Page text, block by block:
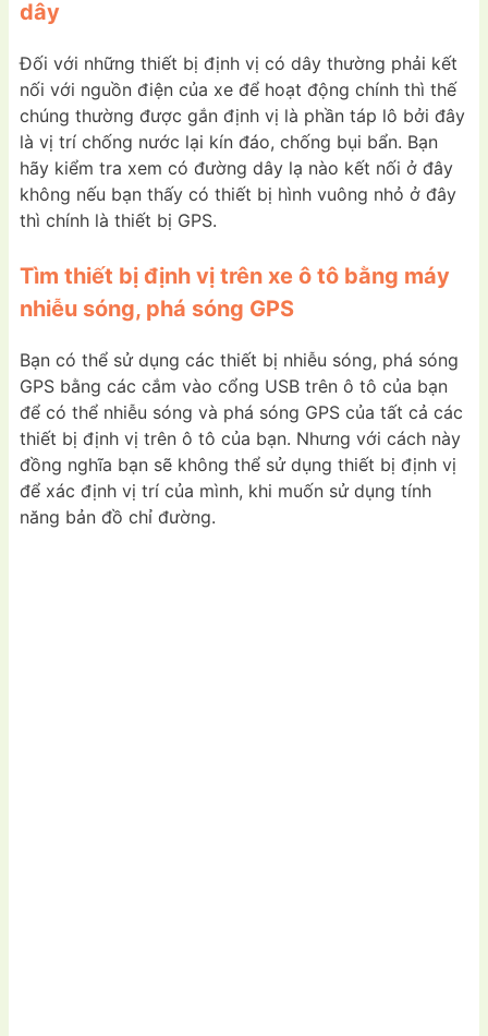
dây
Đối với những thiết bị định vị có dây thường phải kết
nối với nguồn điện của xe để hoạt động chính thì thế
chúng thường được gắn định vị là phần táp lô bởi đây
là vị trí chống nước lại kín đáo, chống bụi bẩn. Bạn
hãy kiểm tra xem có đường dây lạ nào kết nối ở đây
không nếu bạn thấy có thiết bị hình vuông nhỏ ở đây
thì chính là thiết bị GPS.
Tìm thiết bị định vị trên xe ô tô bằng máy
nhiễu sóng, phá sóng GPS
Bạn có thể sử dụng các thiết bị nhiễu sóng, phá sóng
GPS bằng các cắm vào cổng USB trên ô tô của bạn
để có thể nhiễu sóng và phá sóng GPS của tất cả các
thiết bị định vị trên ô tô của bạn. Nhưng với cách này
đồng nghĩa bạn sẽ không thể sử dụng thiết bị định vị
để xác định vị trí của mình, khi muốn sử dụng tính
năng bản đồ chỉ đường.